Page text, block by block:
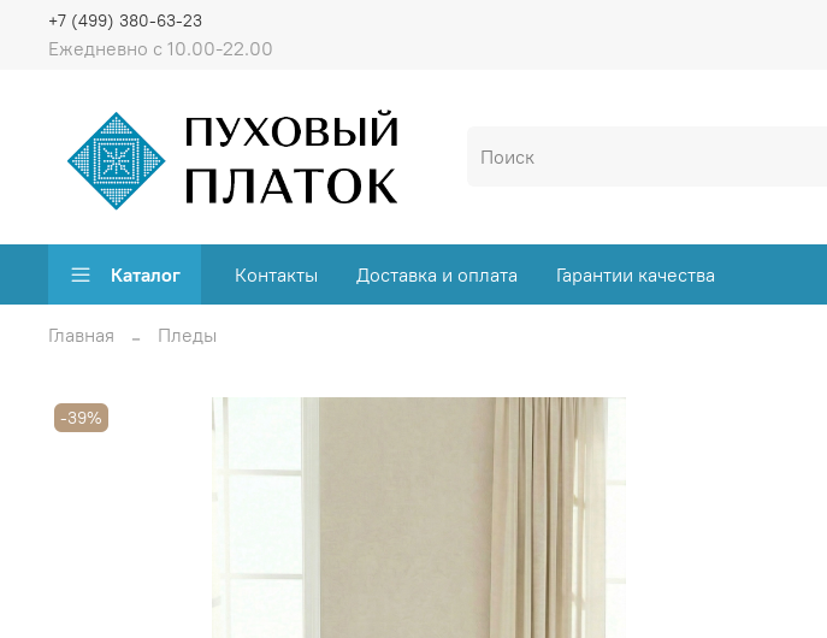
Ежедневно с 10.00-22.00
+7 (499) 380-63-23
Каталог Контакты Доставка и оплата Гарантии качества
Главная Пледы
-39%